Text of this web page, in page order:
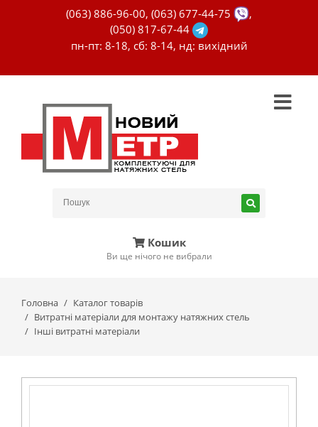
(063) 886-96-00, (063) 677-44-75
,
(050) 817-67-44
пн-пт: 8-18, сб: 8-14, нд: вихідний
Кошик
Ви ще нічого не вибрали
Головна
Каталог товарів
Витратні матеріали для монтажу натяжних стель
Інші витратні матеріали